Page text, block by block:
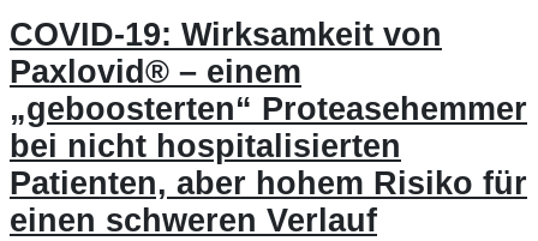
COVID-19: Wirksamkeit von
Paxlovid® – einem
„geboosterten“ Proteasehemmer
bei nicht hospitalisierten
Patienten, aber hohem Risiko für
einen schweren Verlauf